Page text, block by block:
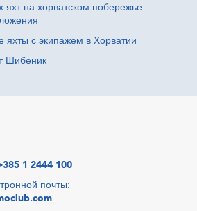
яхт на хорватском побережье
яхты с экипажем в Хорватии
Шибеник
1 2444 100
почты: